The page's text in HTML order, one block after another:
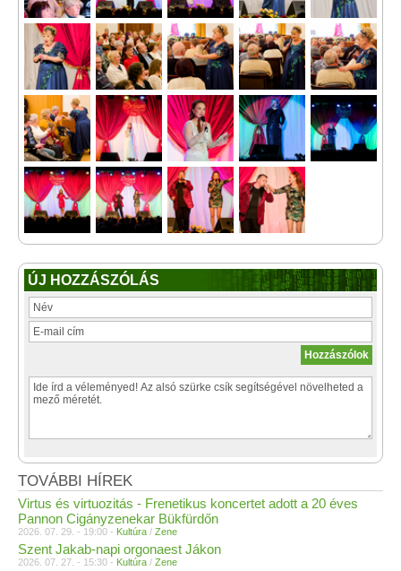
ÚJ HOZZÁSZÓLÁS
TOVÁBBI HÍREK
Virtus és virtuozitás - Frenetikus koncertet adott a 20 éves
Pannon Cigányzenekar Bükfürdőn
2026. 07. 29. - 19:00 - Kultúra / Zene
Szent Jakab-napi orgonaest Jákon
2026. 07. 27. - 15:30 - Kultúra / Zene